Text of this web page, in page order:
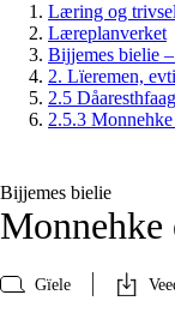
Læring og trivsel
Læreplanverket
Bijjemes bielie
2. Lïeremen,
2.5
2.5.3
Bijjemes bielie
Gïele